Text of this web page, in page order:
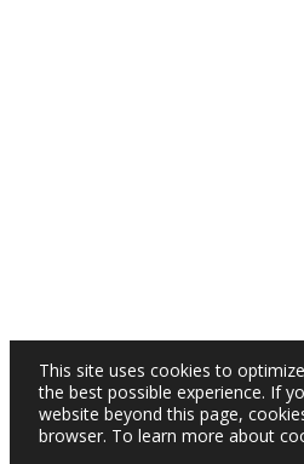
This site uses cookies to
the best possible experience. If
website beyond this page,
browser. To learn more about